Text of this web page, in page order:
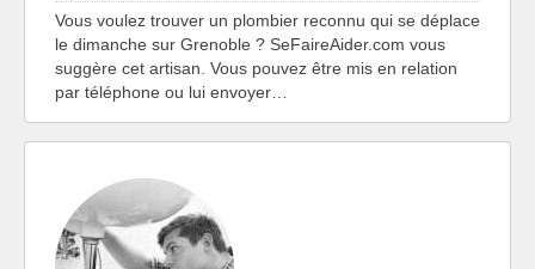
Vous voulez trouver un plombier reconnu qui se déplace
le dimanche sur Grenoble ? SeFaireAider.com vous
suggère cet artisan. Vous pouvez être mis en relation
par téléphone ou lui envoyer…